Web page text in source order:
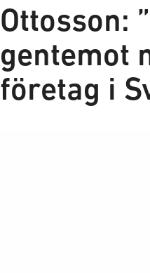
Ottosson:
gentemot
företag i